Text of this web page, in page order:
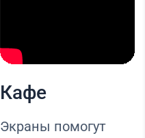
Кафе
Экраны помогут